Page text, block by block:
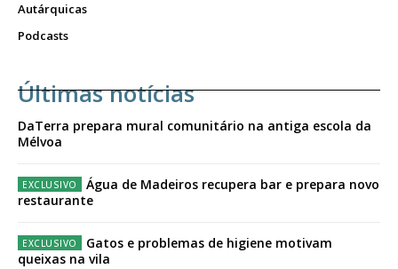
Autárquicas
Podcasts
Últimas notícias
DaTerra prepara mural comunitário na antiga escola da
Mélvoa
Água de Madeiros recupera bar e prepara novo
restaurante
Gatos e problemas de higiene motivam
queixas na vila